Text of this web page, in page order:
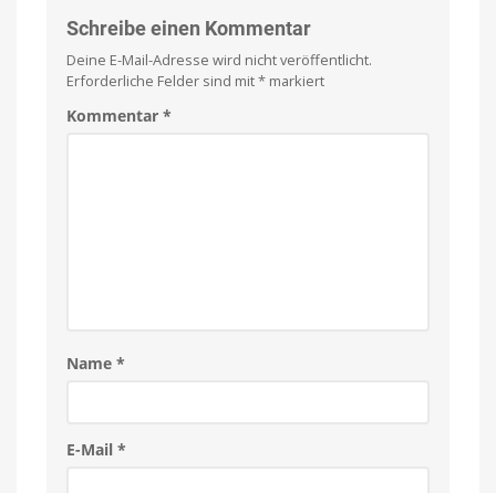
Schreibe einen Kommentar
Deine E-Mail-Adresse wird nicht veröffentlicht.
Erforderliche Felder sind mit* markiert
Kommentar *
Name *
E-Mail *